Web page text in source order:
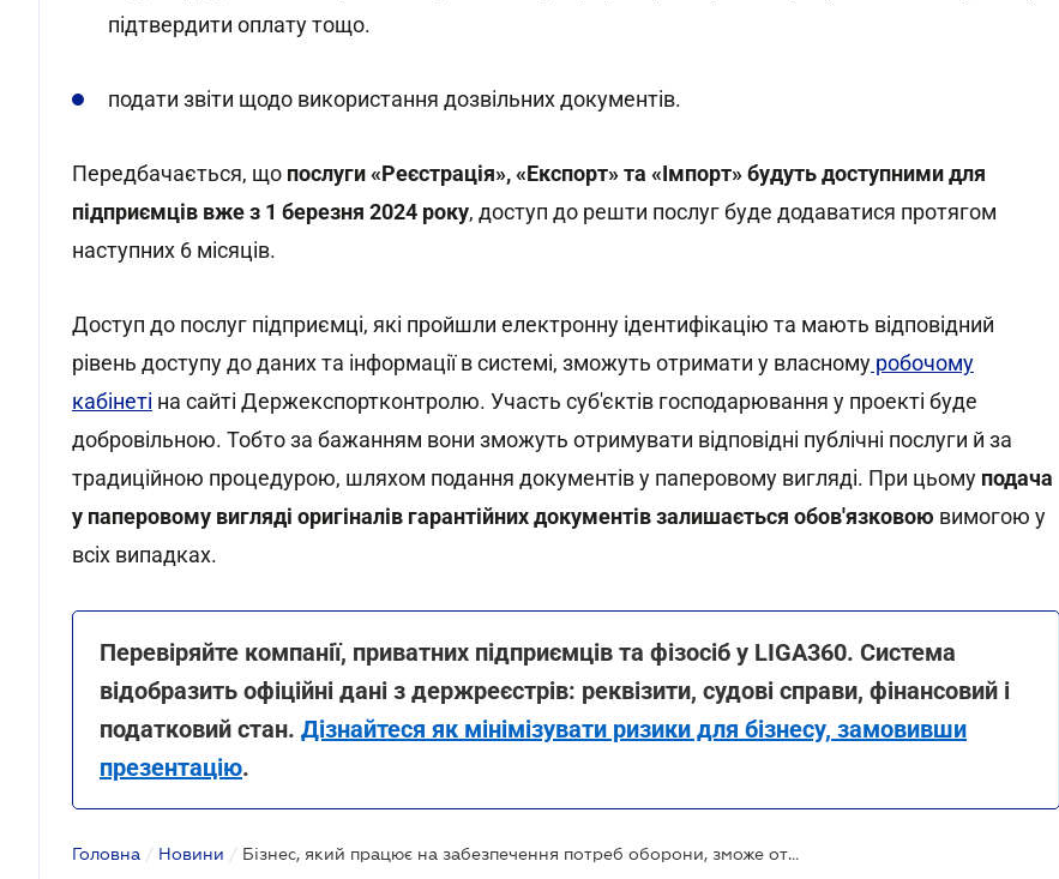
підтвердити оплату тощо.
подати звіти щодо використання дозвільних документів.
Передбачається, що послуги «Реєстрація», «Експорт» та «Імпорт» будуть доступними для
підприємців вже з 1 березня 2024 року, доступ до решти послуг буде додаватися протягом
наступних 6 місяців.
Доступ до послуг підприємці, які пройшли електронну ідентифікацію та мають відповідний
рівень доступу до даних та інформації в системі, зможуть отримати у власному робочому
кабінеті на сайті Держекспортконтролю. Участь суб'єктів господарювання у проекті буде
добровільною. Тобто за бажанням вони зможуть отримувати відповідні публічні послуги й за
традиційною процедурою, шляхом подання документів у паперовому вигляді. При цьому подача
у паперовому вигляді оригіналів гарантійних документів залишається обов'язковою вимогою у
всіх випадках.
Перевіряйте компанії, приватних підприємців та фізосіб у LIGA360. Система
відобразить офіційні дані з держреєстрів: реквізити, судові справи, фінансовий і
податковий стан. Дізнайтеся як мінімізувати ризики для бізнесу, замовивши
презентацію.
Головна / Новини / Бізнес, який працює на забезпечення потреб оборони, зможе отримувати послуги у сфері експортного контролю онлайн